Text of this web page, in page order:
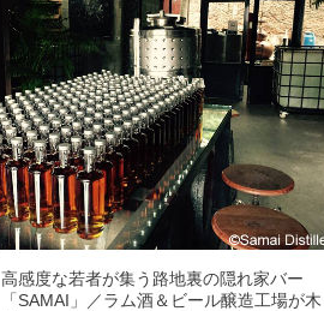
高感度な若者が集う路地裏の隠れ家バー
「SAMAI」／ラム酒＆ビール醸造工場が木